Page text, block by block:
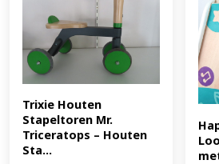
Trixie Houten
Stapeltoren Mr.
Triceratops – Houten
Sta...